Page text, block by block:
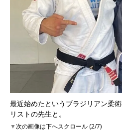
最近始めたというブラジリアン柔
リストの先生と。
▼次の画像は下へスクロール (2/7)